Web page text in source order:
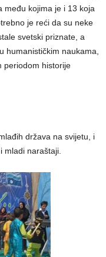
među kojima je i 13 koja
je reći da su neke
svetski priznate, a
humanističkim naukama,
periodom historije
država na svijetu, i
mladi naraštaji.